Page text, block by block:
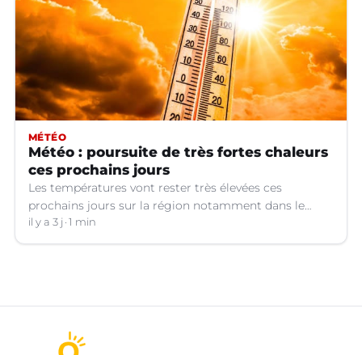
MÉTÉO
Météo : poursuite de très fortes chaleurs
ces prochains jours
Les températures vont rester très élevées ces
prochains jours sur la région notamment dans le
Languedoc.
il y a 3 j 1 min